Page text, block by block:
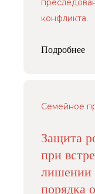
конфликта.
Подробнее
Семейное
Защита
при
лишении
порядка
Наследование и
Предотвращение и
Пресс-центр
Стоимость услуг
Адвокатский кабинет
Анастасии Алексеевны.
Адвокат адвокатской